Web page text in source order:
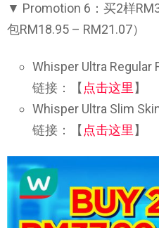
▼ Promotion 6：买2样
包RM18.95 – RM21.07）
Whisper Ultra Regular
链接：【点击这里】
Whisper Ultra Slim
链接：【点击这里】